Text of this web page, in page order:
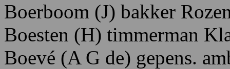
Boerboom (J) bakker
Boesten (H) timmerman K
Boevé (A G de) gepens.